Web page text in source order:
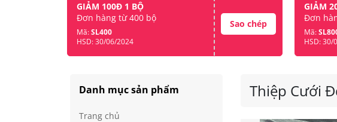
GIẢM 100Đ 1 BỘ
Đơn hàng từ 400 bộ
Mã:SL400
HSD: 30/06/2024
Sao chép
GIẢM
Đơn
Mã:
HSD: 30/
Danh mục sản phẩm
Trang chủ
Thiệp Cưới